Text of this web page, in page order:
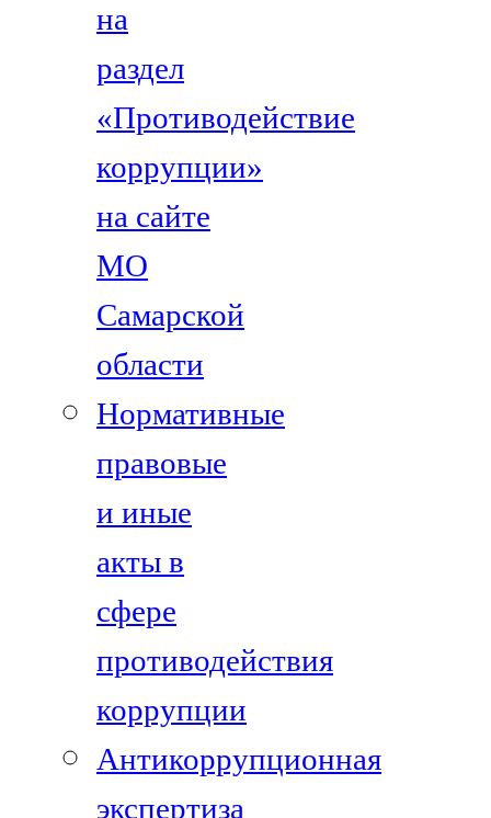
на
раздел
«Противодействие
коррупции»
на сайте
МО
Самарской
области
Нормативные
правовые
и иные
акты в
сфере
противодействия
коррупции
Антикоррупционная
экспертиза